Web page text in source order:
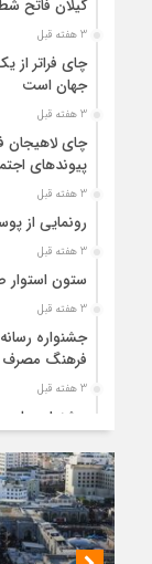
گیلان فاتح
3 هفته قبل
چای فراتر از
جهان است
3 هفته قبل
چای لاهیجان
پیوندهای
3 هفته قبل
رونمایی از
3 هفته قبل
ستون استوار
3 هفته قبل
جشنواره
فرهنگ مصرف
3 هفته قبل
جشنواره
ایرانی!؟
1 ماه قبل
پیکر مطهر
1 ماه قبل
پس از طواف